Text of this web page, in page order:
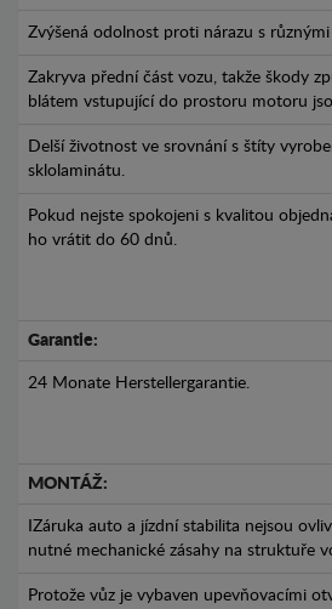
Zvýšená odolnost proti nárazu s
Zakryva přední část vozu, takže škody
blátem vstupující do prostoru motoru
Delší životnost ve srovnání s štíty
sklolaminátu.
Pokud nejste spokojeni s kvalitou
ho vrátit do 60 dnů.
Garantie:
24 Monate Herstellergarantie.
MONTÁŽ:
IZáruka auto a jízdní stabilita nejsou
nutné mechanické zásahy na struktuře
Protože vůz je vybaven upevňovacími